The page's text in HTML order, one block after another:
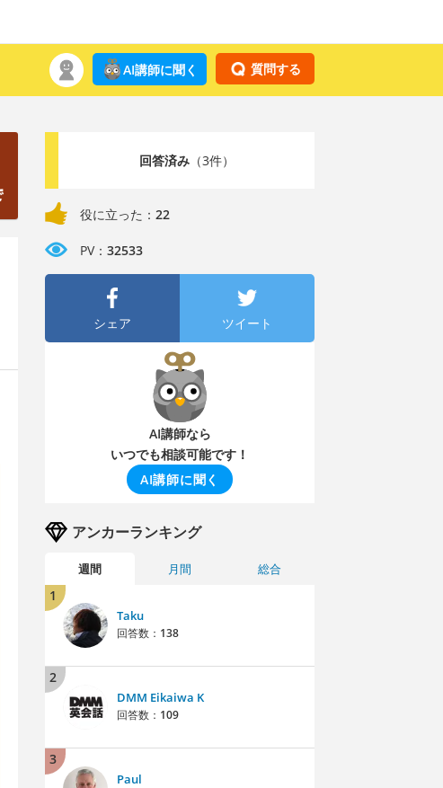
質問する
AI講師に聞く
回答済み（3件）
役に立った： 22
PV： 32533
シェア ツイート
AI講師なら
いつでも相談可能です！
AI講師に聞く
アンカーランキング
週間 月間 総合
1
Taku
回答数： 138
2
DMM Eikaiwa K
回答数： 109
3
Paul